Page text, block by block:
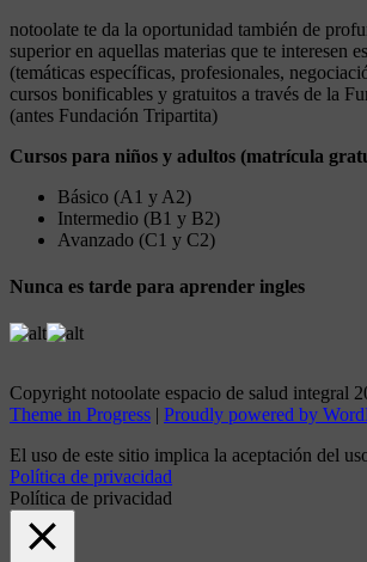
notoolate te da la oportunidad también de
superior en aquellas materias que te interesen
(temáticas específicas, profesionales,
cursos bonificables y gratuitos a través de la
(antes Fundación Tripartita)
Cursos para niños y adultos (matrícula
Básico (A1 y A2)
Intermedio (B1 y B2)
Avanzado (C1 y C2)
Nunca es tarde para aprender ingles
Copyright notoolate espacio de salud integral
Theme in Progress | Proudly powered by
El uso de este sitio implica la aceptación del
Política de privacidad
Política de privacidad